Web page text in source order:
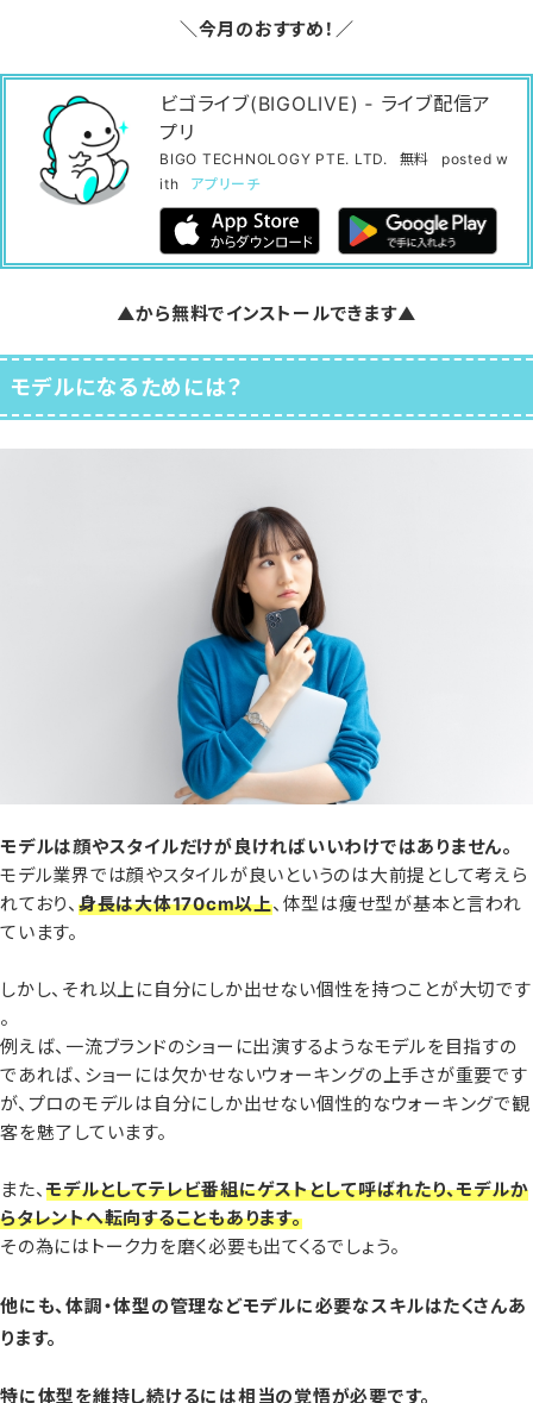
＼今月のおすすめ！／
ビゴライブ(BIGOLIVE) ‐ ライブ配信ア
プリ
BIGO TECHNOLOGY PTE. LTD. 無料
posted w
ith
アプリーチ
▲から無料でインストールできます▲
モデルになるためには？
モデルは顔やスタイルだけが良ければいいわけではありません。
モデル業界では顔やスタイルが良いというのは大前提として考えら
れており、 身長は大体170cm以上、体型は痩せ型が基本と言われ
ています。
しかし、それ以上に自分にしか出せない個性を持つことが大切です
。
例えば、一流ブランドのショーに出演するようなモデルを目指すの
であれば、ショーには欠かせないウォーキングの上手さが重要です
が、プロのモデルは自分にしか出せない個性的なウォーキングで観
客を魅了しています。
また、モデルとしてテレビ番組にゲストとして呼ばれたり、モデルか
らタレントへ転向することもあります。
その為にはトーク力を磨く必要も出てくるでしょう。
他にも、体調・体型の管理などモデルに必要なスキルはたくさんあ
ります。
特に体型を維持し続けるには相当の覚悟が必要です。